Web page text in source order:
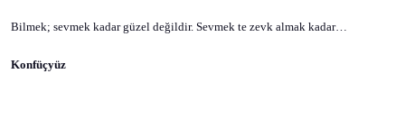
Bilmek; sevmek kadar güzel değildir. Sevmek te zevk almak kadar…
Konfüçyüz